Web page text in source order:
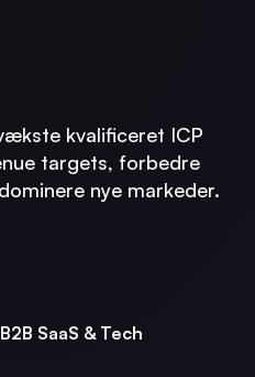
kvalificeret ICP
targets, forbedre
nye markeder.
SaaS & Tech